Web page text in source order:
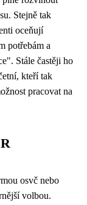
Stejně tak
oceňují
potřebám a
Stále častěji ho
kteří tak
pracovat na
osvč nebo
volbou.